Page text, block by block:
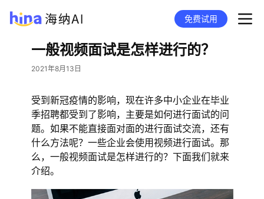
免费试用
一般视频面试是怎样进行的？
2021年8月13日
受到新冠疫情的影响，现在许多中小企业在毕业
季招聘都受到了影响，主要是如何进行面试的问
题。如果不能直接面对面的进行面试交流，还有
什么方法呢？一些企业会使用视频进行面试。那
么，一般视频面试是怎样进行的？下面我们就来
介绍。